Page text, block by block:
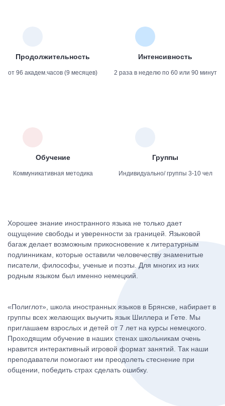
Продолжительность
от 96 академ.часов (9 месяцев)
Интенсивность
2 раза в неделю по 60 или 90 минут
Обучение
Коммуникативная методика
Группы
Индивидуально/ группы 3-10 чел
Хорошее знание иностранного языка не только дает
ощущение свободы и уверенности за границей. Языковой
багаж делает возможным прикосновение к литературным
подлинникам, которые оставили человечеству знаменитые
писатели, философы, ученые и поэты. Для многих из них
родным языком был именно немецкий.
«Полиглот», школа иностранных языков в Брянске, набирает в
группы всех желающих выучить язык Шиллера и Гете. Мы
приглашаем взрослых и детей от 7 лет на курсы немецкого.
Проходящим обучение в наших стенах школьникам очень
нравится интерактивный игровой формат занятий. Так наши
преподаватели помогают им преодолеть стеснение при
общении, победить страх сделать ошибку.